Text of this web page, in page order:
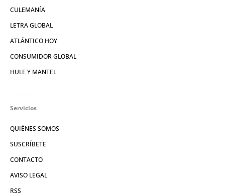
CULEMANÍA
LETRA GLOBAL
ATLÁNTICO HOY
CONSUMIDOR GLOBAL
HULE Y MANTEL
Servicios
QUIÉNES SOMOS
SUSCRÍBETE
CONTACTO
AVISO LEGAL
RSS